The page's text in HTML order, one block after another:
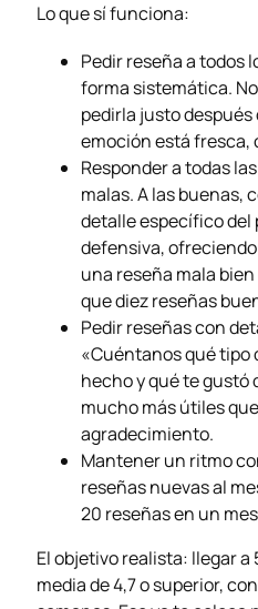
Lo que sí funciona:
Pedir reseña a todos
forma sistemática.
pedirla justo
emoción está fresca,
Responder a todas
malas. A las buenas,
detalle específico del
defensiva,
una reseña mala
que diez reseñas
Pedir reseñas con
«Cuéntanos qué tipo
hecho y qué te gustó
mucho más útiles
agradecimiento.
Mantener un ritmo
reseñas nuevas al
20 reseñas en un
El objetivo realista: llegar
media de 4,7 o superior,